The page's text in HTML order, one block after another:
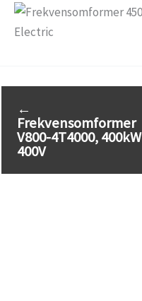
←
Frekvensomformer
V800-4T4000, 400kW
400V